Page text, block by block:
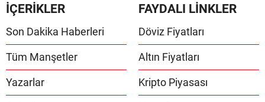
İÇERİKLER
Son Dakika Haberleri
Tüm Manşetler
Yazarlar
FAYDALI LİNKLER
Döviz Fiyatları
Altın Fiyatları
Kripto Piyasası